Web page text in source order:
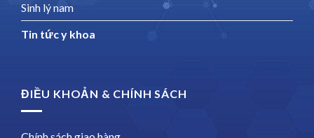
Sinh lý nam
Tin tức y khoa
ĐIỀU KHOẢN & CHÍNH SÁCH